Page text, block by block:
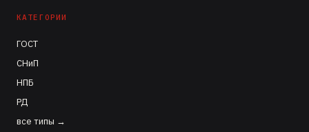
КАТЕГОРИИ
ГОСТ
СНиП
НПБ
РД
все типы →